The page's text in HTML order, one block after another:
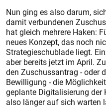
Nun ging es also darum,
damit verbundenen
hat gleich mehrere Haken:
neues Konzept, das noch
Strategieschublade liegt.
aber bereits jetzt im April.
den Zuschussantrag - oder
Bewilligung - die
geplante Digitalisierung der
also länger auf sich warten